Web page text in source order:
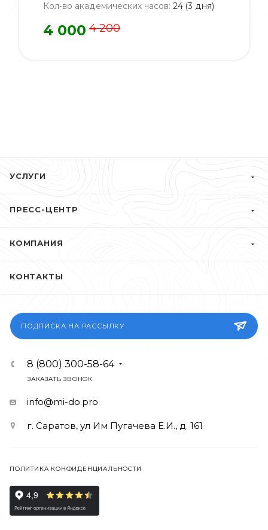
Кол-во академических часов: 24 (3 дня)
4 000 4 200
УСЛУГИ
ПРЕСС-ЦЕНТР
КОМПАНИЯ
КОНТАКТЫ
ПОДПИСКА НА РАССЫЛКУ
8 (800) 300-58-64
ЗАКАЗАТЬ ЗВОНОК
info@mi-do.pro
г. Саратов, ул Им Пугачева Е.И., д. 161
ПОЛИТИКА КОНФИДЕНЦИАЛЬНОСТИ